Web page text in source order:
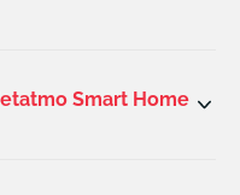
Smart Home